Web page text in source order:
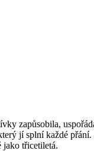
zapůsobila,
jí splní každé
jako třicetiletá.